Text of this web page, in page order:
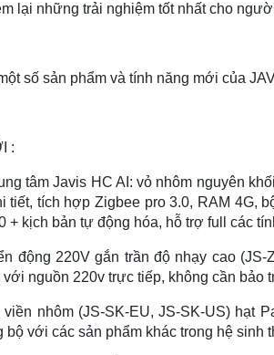
lại những trải nghiệm tốt nhất cho
số sản phẩm và tính năng mới của
:
tâm Javis HC AI: vỏ nhôm nguyên
tiết, tích hợp Zigbee pro 3.0, RAM 4G,
+ kịch bản tự động hóa, hỗ trợ full các
động 220V gắn trần độ nhạy cao
với nguồn 220v trực tiếp, không cần bảo
nhôm (JS-SK-EU, JS-SK-US) hạt
bộ với các sản phẩm khác trong hệ sinh